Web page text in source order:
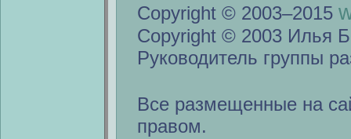
Copyright © 2003–2015
Copyright © 2003 Илья
Руководитель группы
Все размещенные на
правом.